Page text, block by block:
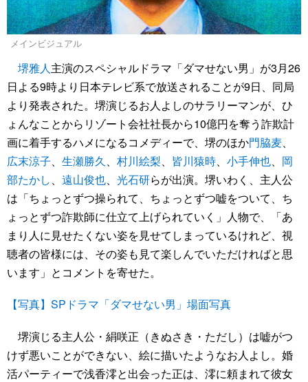
メインビジュアル
堺雅人主演のスペシャルドラマ「ダマせない男」が3月26
日よる9時より日本テレビ系で放送されることが9日、同局
より発表された。堺演じるお人よしのサラリーマンが、ひ
ょんなことからリゾート会社社長から10億円を奪う詐欺計
画に着手するハメになるコメディーで、堺のほか門脇麦、
広末涼子、 生瀬勝久、 村川絵梨、 皆川猿時、 小手伸也、 岡
部たかし、 遠山俊也、 光石研らが出演。堺いわく、主人公
は「ちょっとずつ操られて、ちょっとずつ嘘をついて、ち
ょっとずつ詐欺師に仕立て上げられていく」人物で、「あ
まり人に見せたくない姿を見せてしまっているけれど、視
聴者の皆様には、その姿も見て楽しんでいただければと思
います」とコメントを寄せた。
【写真】SPドラマ「ダマせない男」場面写真
堺演じる主人公・絹咲正（きぬさき・ただし）は嘘がつ
けず悪いことができない、絵に描いたようなお人よし。婚
活パーティーで浅香澪と出会った正は、澪に頼まれて彼女